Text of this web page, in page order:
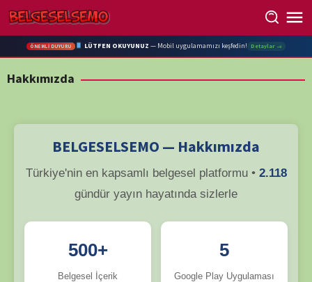
Skip
to
content
ÖNEMLİ DUYURU LÜTFEN OKUYUNUZ — Mobil uygulamamızı keşfedin! Detaylar →
Hakkımızda
BELGESELSEMO — Hakkımızda
Türkiye'nin en kapsamlı belgesel platformu • 2.118
gündür yayın hayatında sizlerle
500+
Belgesel İçerik
5
Google Play Uygulaması